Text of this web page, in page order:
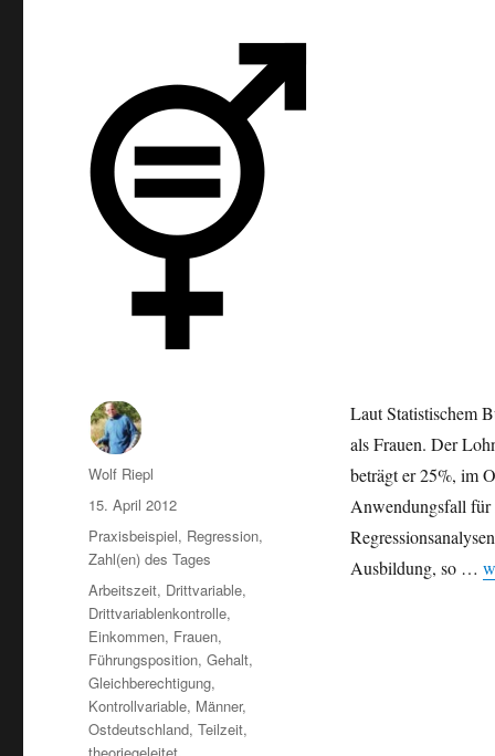
Laut Statistischem
als Frauen. Der
beträgt er 25%, im
Anwendungsfall
Ausbildung, so …
Autor
Wolf Riepl
Veröffentlicht
am
15. April 2012
Kategorien
Praxisbeispiel, Regression,
Zahl(en) des Tages
Schlagwörter
Arbeitszeit, Drittvariable,
Drittvariablenkontrolle,
Einkommen, Frauen,
Führungsposition,Gehalt,
Gleichberechtigung,
Kontrollvariable, Männer,
Ostdeutschland,Teilzeit,